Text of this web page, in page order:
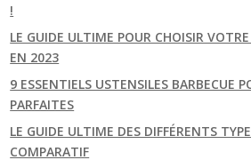
!
LE GUIDE ULTIME POUR CHOISIR
EN 2023
9 ESSENTIELS USTENSILES BARBECUE
PARFAITES
LE GUIDE ULTIME DES DIFFÉRENTS
COMPARATIF